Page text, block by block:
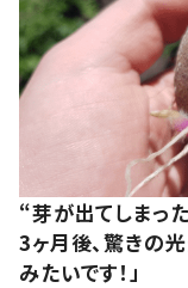
“芽が出てしまっ
3ヶ月後、驚きの光
みたいです！」